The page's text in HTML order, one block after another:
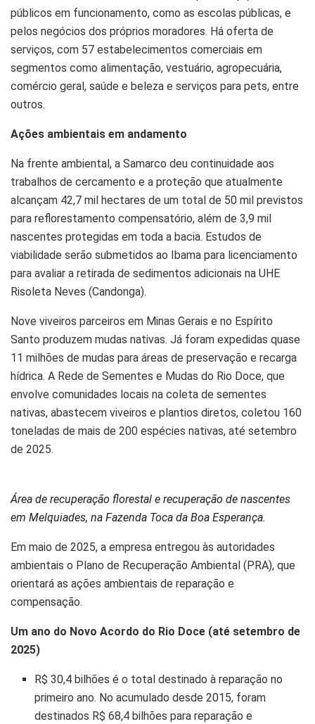
públicos em funcionamento, como as escolas públicas, e
pelos negócios dos próprios moradores. Há oferta de
serviços, com 57 estabelecimentos comerciais em
segmentos como alimentação, vestuário, agropecuária,
comércio geral, saúde e beleza e serviços para pets, entre
outros.
Ações ambientais em andamento
Na frente ambiental, a Samarco deu continuidade aos
trabalhos de cercamento e a proteção que atualmente
alcançam 42,7 mil hectares de um total de 50 mil previstos
para reflorestamento compensatório, além de 3,9 mil
nascentes protegidas em toda a bacia. Estudos de
viabilidade serão submetidos ao Ibama para licenciamento
para avaliar a retirada de sedimentos adicionais na UHE
Risoleta Neves (Candonga).
Nove viveiros parceiros em Minas Gerais e no Espírito
Santo produzem mudas nativas. Já foram expedidas quase
11 milhões de mudas para áreas de preservação e recarga
hídrica. A Rede de Sementes e Mudas do Rio Doce, que
envolve comunidades locais na coleta de sementes
nativas, abastecem viveiros e plantios diretos, coletou 160
toneladas de mais de 200 espécies nativas, até setembro
de 2025.
Área de recuperação florestal e recuperação de nascentes
em Melquiades, na Fazenda Toca da Boa Esperança.
Em maio de 2025, a empresa entregou às autoridades
ambientais o Plano de Recuperação Ambiental (PRA), que
orientará as ações ambientais de reparação e
compensação.
Um ano do Novo Acordo do Rio Doce (até setembro de
2025)
R$ 30,4 bilhões é o total destinado à reparação no
primeiro ano. No acumulado desde 2015, foram
destinados R$ 68,4 bilhões para reparação e